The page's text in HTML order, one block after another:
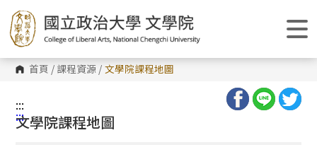
跳
到
主
要
內
容
區 首頁 / 課程資源 / 文學院課程地圖
:::
:::
文學院課程地圖